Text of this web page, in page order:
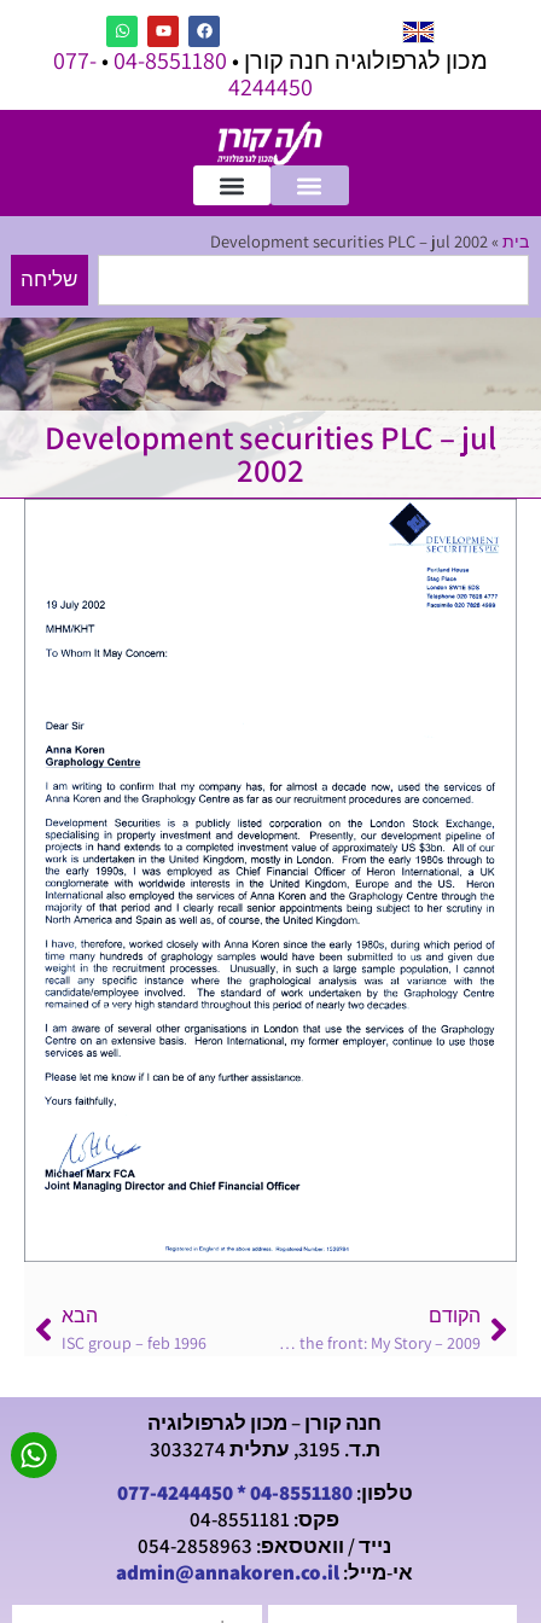
מכון לגרפולוגיה חנה קורן •04-8551180
•
077-
4244450
בית »
Development securities PLC – jul 2002
שליחה
Development securities PLC – jul
2002
הקודם
Gerald Ronson – leading from the front: My Story – 2009
הבא
ISC group – feb 1996
חנה קורן – מכון לגרפולוגיה
ת.ד. 3195, עתלית 3033274
טלפון:04-8551180
*
077-4244450
פקס: 04-8551181
נייד / וואטסאפ: 054-2858963
אי-מייל:admin@annakoren.co.il